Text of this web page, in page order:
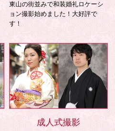
東山の街並みで和装婚礼ロケーシ
ョン撮影始めました！大好評で
す！
成人式撮影